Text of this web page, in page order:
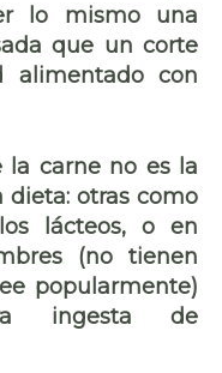
lo mismo una
que un corte
alimentado con
la carne no es la
otras como
lácteos, o en
(no tienen
popularmente)
ingesta de